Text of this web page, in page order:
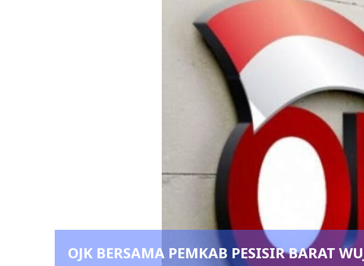
BERSAMA PEMKAB PESISIR BARAT WUJUDKAN